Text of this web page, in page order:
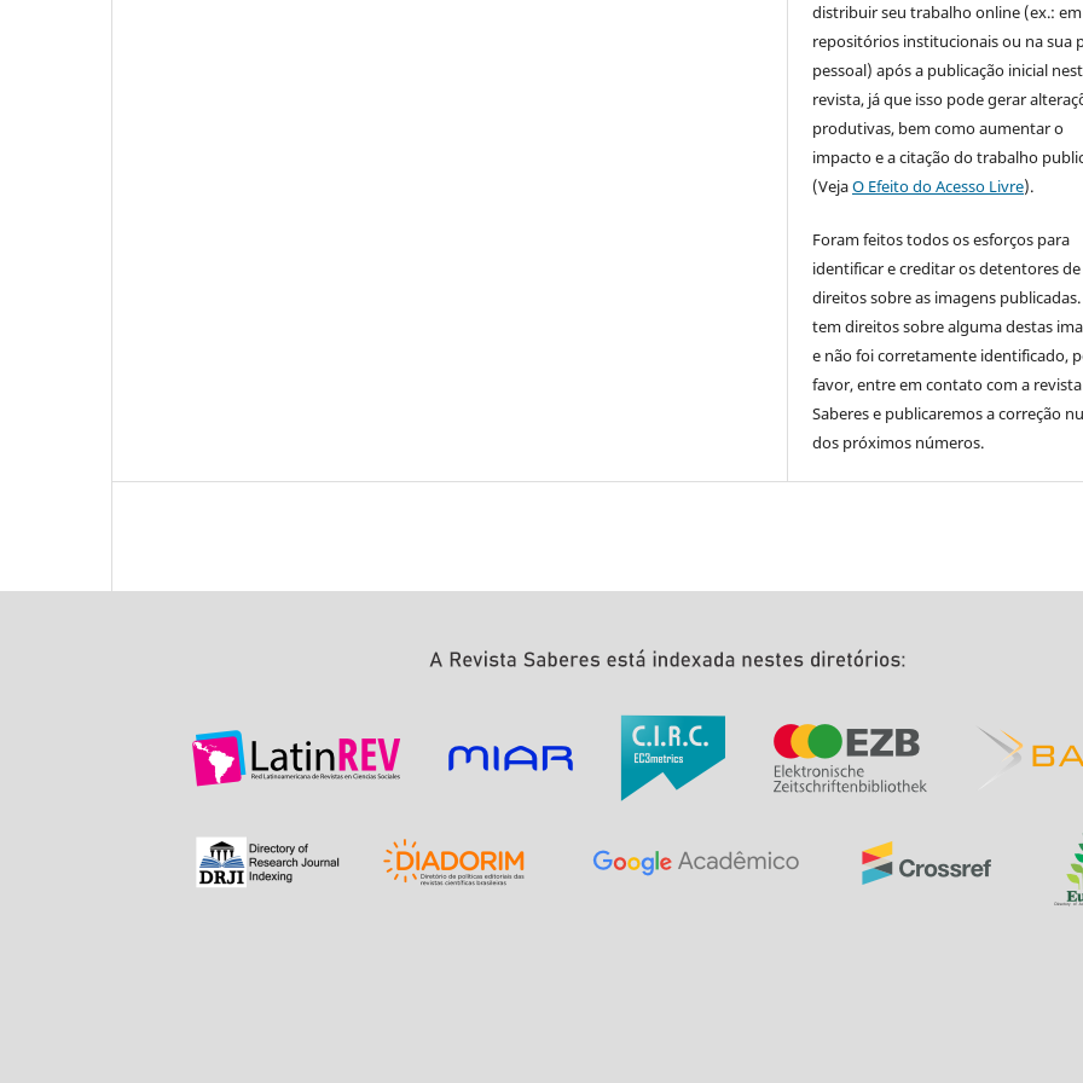
distribuir seu trabalho online (ex.: em
repositórios institucionais ou na sua
pessoal) após a publicação inicial
revista, já que isso pode gerar
produtivas, bem como aumentar o
impacto e a citação do trabalho
(VejaO Efeito do Acesso Livre).
Foram feitos todos os esforços para
identificar e creditar os detentores de
direitos sobre as imagens publicadas.
tem direitos sobre alguma destas
e não foi corretamente identificado,
favor, entre em contato com a revista
Saberes e publicaremos a correção
dos próximos números.